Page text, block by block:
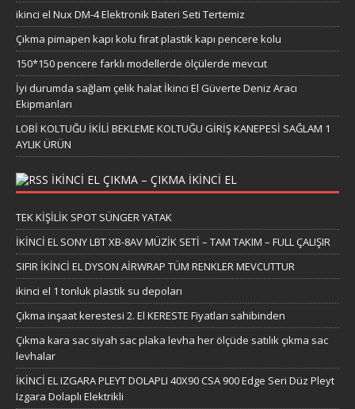
ikinci el Nux DM-4 Elektronik Bateri Seti Tertemiz
Çıkma pimapen kapı kolu fırat plastik kapı pencere kolu
150*150 pencere farklı modellerde ölçülerde mevcut
İyi durumda sağlam çelik halat İkinci El Güverte Deniz Aracı
Ekipmanları
LOBİ KOLTUĞU İKİLİ BEKLEME KOLTUĞU GİRİŞ KANEPESİ SAĞLAM 1
AYLIK ÜRÜN
IKINCI EL ÇIKMA – ÇIKMA IKINCI EL
TEK KİŞİLİK SPOT SÜNGER YATAK
İKİNCİ EL SONY LBT XB-8AV MÜZİK SETİ – TAM TAKIM – FULL ÇALIŞIR
SIFIR İKİNCİ EL DYSON AİRWRAP TÜM RENKLER MEVCUTTUR
ikinci el 1 tonluk plastik su depoları
Çıkma inşaat kerestesi 2. El KERESTE Fiyatları sahibinden
Çıkma kara sac siyah sac plaka levha her ölçüde satılık çıkma sac
levhalar
İKİNCİ EL IZGARA PLEYT DOLAPLI 40X90 CSA 900 Edge Seri Düz Pleyt
Izgara Dolaplı Elektrikli